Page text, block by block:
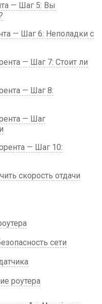
— Шаг 5: Вы
— Шаг 6: Неполадки с
— Шаг 7: Стоит ли
— Шаг 8:
— Шаг
— Шаг 10:
скорость отдачи
сети
роутера